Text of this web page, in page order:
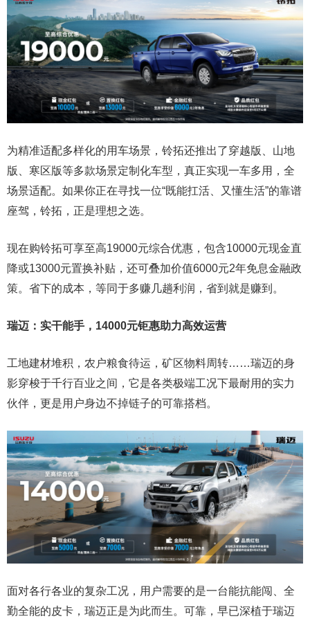
为精准适配多样化的用车场景，铃拓还推出了穿越版、山地
版、寒区版等多款场景定制化车型，真正实现一车多用，全
场景适配。如果你正在寻找一位“既能扛活、又懂生活”的靠谱
座驾，铃拓，正是理想之选。
现在购铃拓可享至高19000元综合优惠，包含10000元现金直
降或13000元置换补贴，还可叠加价值6000元2年免息金融政
策。省下的成本，等同于多赚几趟利润，省到就是赚到。
瑞迈：实干能手， 14000元钜惠助力高效运营
工地建材堆积，农户粮食待运，矿区物料周转……瑞迈的身
影穿梭于千行百业之间，它是各类极端工况下最耐用的实力
伙伴，更是用户身边不掉链子的可靠搭档。
面对各行各业的复杂工况，用户需要的是一台能抗能闯、全
勤全能的皮卡，瑞迈正是为此而生。可靠，早已深植于瑞迈